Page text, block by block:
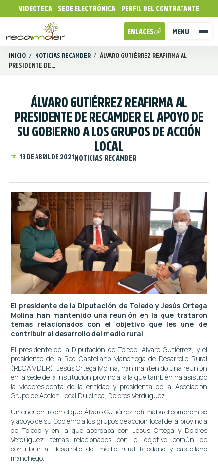
VIDEOTECA SEDE ELECTRÓNICA PERFIL DEL CONTRATANTE
MENU
ENLACES
INICIO / NOTICIAS RECAMDER / ÁLVARO GUTIÉRREZ REAFIRMA AL
PRESIDENTE DE...
ÁLVARO GUTIÉRREZ REAFIRMA AL
PRESIDENTE DE RECAMDER EL APOYO DE
SU GOBIERNO A LOS GRUPOS DE ACCIÓN
LOCAL
13 DE ABRIL DE 2021 NOTICIAS RECAMDER
El presidente de la Diputación de Toledo y Jesús Ortega
Molina han mantenido una reunión en la que trataron
temas relacionados con el objetivo que les une de
contribuir al desarrollo del medio rural
El presidente de la Diputación de Toledo, Álvaro Gutiérrez, y el
presidente de la Red Castellano Manchega de Desarrollo Rural
(RECAMDER), Jesús Ortega Molina, han mantenido una reunión
en la sede de la Institución provincial a la que también ha asistido
la vicepresidenta de la entidad y presidenta de la Asociación
Grupo de Acción Local Dulcinea, Dolores Verdúguez.
Un encuentro en el que Álvaro Gutiérrez refirmaba el compromiso
y apoyo de su Gobierno a los grupos de acción local de la provincia
de Toledo y en la que abordaba con Jesús Ortega y Dolores
Verdúguez temas relacionados con el objetivo común de
contribuir al desarrollo del medio rural toledano y castellano
manchego.